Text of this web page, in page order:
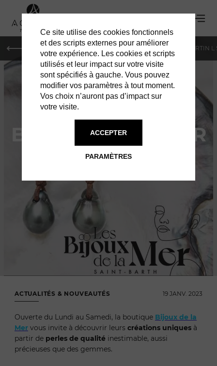
MONACO GENÈVE ST-MARTIN
BIJOUX DE LA MER
PERLES SOUS TOUTES LES
ACTUALITÉS & NOUVEAUTÉS 19 JANV. 2023
Ouverte du Lundi au Samedi, la boutique Bijoux de la
Mer vous invite à découvrir leurs créations uniques à
partir de perles de qualité inestimable, aussi
précieuses que des gemmes.
Ce site utilise des cookies fonctionnels
et des scripts externes pour améliorer
votre expérience. Les cookies et scripts
utilisés et leur impact sur votre visite
sont spécifiés à gauche. Vous pouvez
modifier vos paramètres à tout moment.
Vos choix n’auront pas d’impact sur
votre visite.
PARAMÈTRES
ACCEPTER